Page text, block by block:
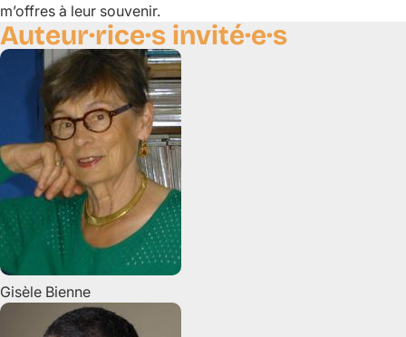
m’offres à leur souvenir.
Auteur·rice·s invité·e·s
Gisèle Bienne